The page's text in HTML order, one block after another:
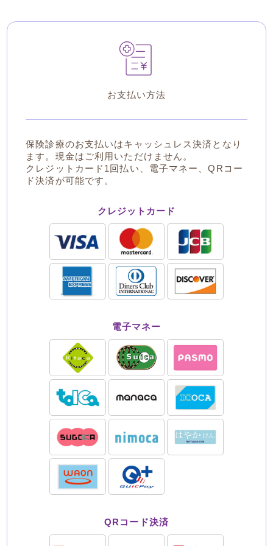
お支払い方法
保険診療のお支払いはキャッシュレス決済となり
ます。現金はご利用いただけません。
クレジットカード1回払い、電子マネー、QRコー
ド決済が可能です。
クレジットカード
電子マネー
QRコード決済